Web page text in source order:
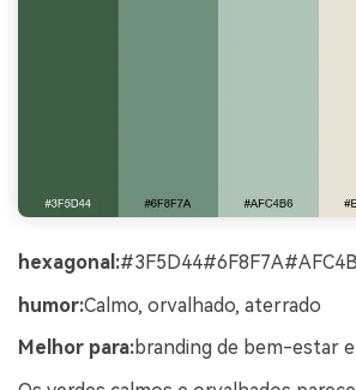
hexagonal:
humor:Calmo, orvalhado, aterrado
Melhor para:branding de bem-estar